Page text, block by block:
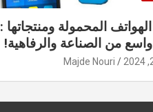
المحمولة ومنتجاتها :
من الصناعة والرفاهية!
Majde Nouri